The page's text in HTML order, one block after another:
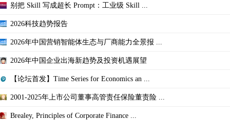
别把 Skill 写成超长 Prompt：工业级 Skill ...
2026科技趋势报告
2026年中国营销智能体生态与厂商能力全景报 ...
2026年中国企业出海新趋势及投资机遇展望
【论坛首发】Time Series for Economics an ...
2001-2025年上市公司董事高管责任保险董责险 ...
Brealey, Principles of Corporate Finance ...